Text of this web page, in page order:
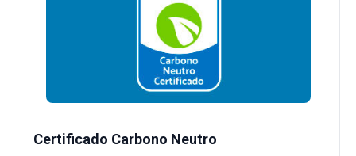
Certificado Carbono Neutro